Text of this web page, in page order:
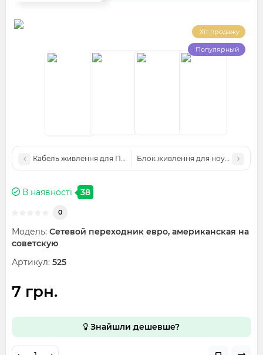
Хіт продажу
Популярный
Кабель живлення для ПК, системного блоку, монітора
Блок живлення для ноутбука
В наявності 38
0
Модель: Сетевой переходник евро, американская на
советскую
Артикул: 525
7 грн.
Знайшли дешевше?